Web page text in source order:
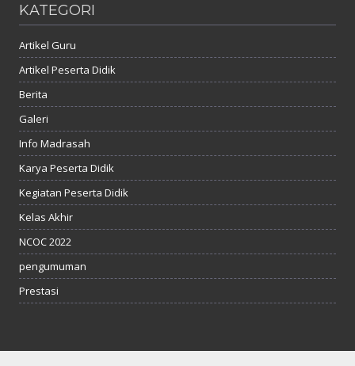
KATEGORI
Artikel Guru
Artikel Peserta Didik
Berita
Galeri
Info Madrasah
Karya Peserta Didik
Kegiatan Peserta Didik
Kelas Akhir
NCOC 2022
pengumuman
Prestasi